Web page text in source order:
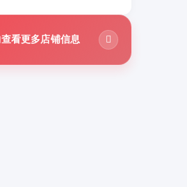
看更多店铺信息